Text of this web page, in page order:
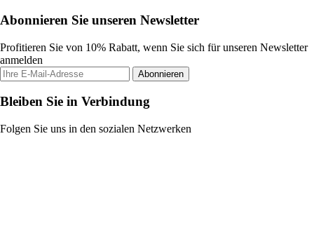
Abonnieren Sie unseren Newsletter
Profitieren Sie von 10% Rabatt, wenn Sie sich für unseren Newsletter
anmelden
Abonnieren
Bleiben Sie in Verbindung
Folgen Sie uns in den sozialen Netzwerken